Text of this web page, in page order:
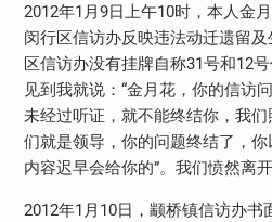
2012年1月9日上午10时，本人金
闵行区信访办反映违法动迁遗留
区信访办没有挂牌自称31号和12
见到我就说：“金月花，你的信访
未经过听证，就不能终结你，我
们就是领导，你的问题终结了，
内容迟早会给你的”。我们愤然离开
2012年1月10日，颛桥镇信访办书